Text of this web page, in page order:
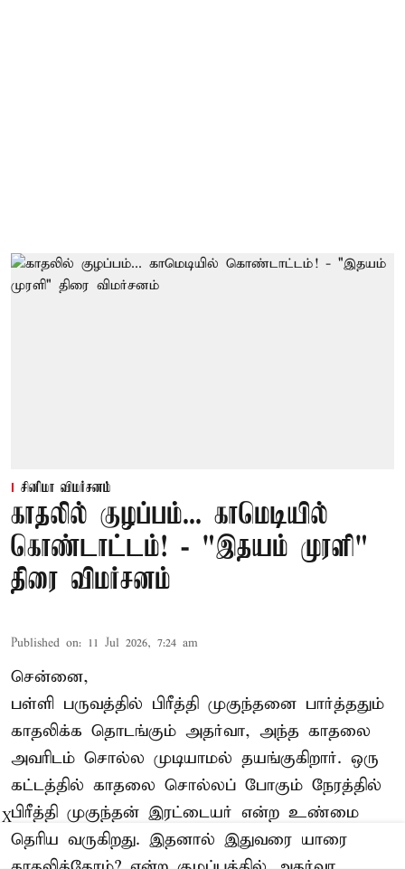
சினிமா விமர்சனம்
காதலில் குழப்பம்... காமெடியில்
கொண்டாட்டம்! - "இதயம் முரளி"
திரை விமர்சனம்
Published on: 11 Jul 2026, 7:24 am
சென்னை,
பள்ளி பருவத்தில் பிரீத்தி முகுந்தனை பார்த்ததும்
காதலிக்க தொடங்கும் அதர்வா, அந்த காதலை
அவரிடம் சொல்ல முடியாமல் தயங்குகிறார். ஒரு
கட்டத்தில் காதலை சொல்லப் போகும் நேரத்தில்
பிரீத்தி முகுந்தன் இரட்டையர் என்ற உண்மை
தெரிய வருகிறது. இதனால் இதுவரை யாரை
X